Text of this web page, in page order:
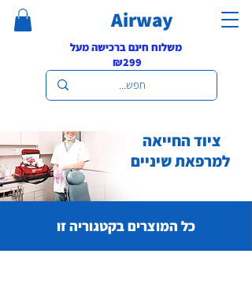
Airway
משלוח חינם ברכישה מעל
₪299
ציוד החייאה
למרפאת שיניים
כל המוצרים בקטגוריה זו